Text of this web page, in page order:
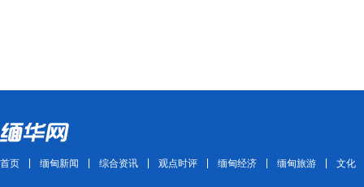
首页 缅甸新闻 综合资讯 观点时评 缅甸经济 缅甸旅游 文化